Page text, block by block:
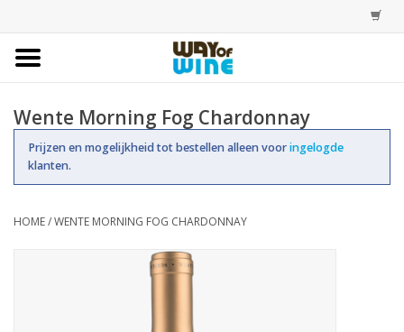
Bestellingen
Assortiment
Wente Morning Fog Chardonnay
Prijzen en mogelijkheid tot bestellen alleen vooringelogde
klanten.
HOME/WENTE MORNING FOG CHARDONNAY